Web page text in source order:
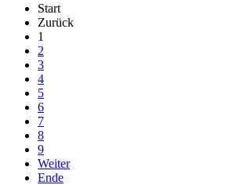
Start
Zurück
1
2
3
4
5
6
7
8
9
Weiter
Ende